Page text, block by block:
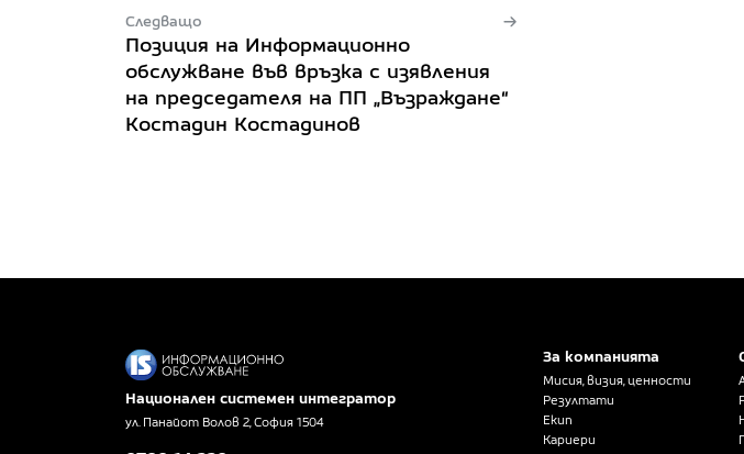
Следващо
Позиция на Информационно
обслужване във връзка с изявления
на председателя на ПП „Възраждане“
Костадин Костадинов
Национален системен интегратор
ул. Панайот Волов 2, София 1504
За компанията
Мисия, визия, ценности
Резултати
Екип
Кариери